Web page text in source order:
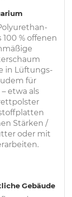
% offenen
in Lüftungs-
für
etwa als
Stärken /
oder mit
Gebäude